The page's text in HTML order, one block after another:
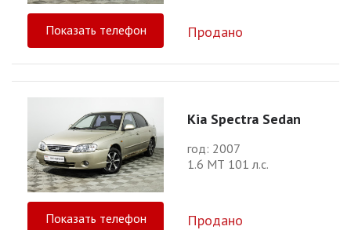
Показать телефон Продано
Kia Spectra Sedan
год: 2007
1.6 МТ 101 л.с.
Показать телефон Продано